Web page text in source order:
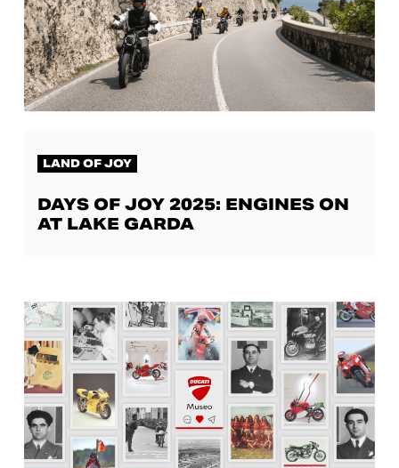
LAND OF JOY
DAYS OF JOY 2025: ENGINES ON
AT LAKE GARDA